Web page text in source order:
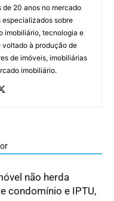
de 20 anos no mercado
sobre
imobiliário, tecnologia e
voltado à produção de
de imóveis, imobiliárias
imobiliário.
não herda
condomínio e IPTU,